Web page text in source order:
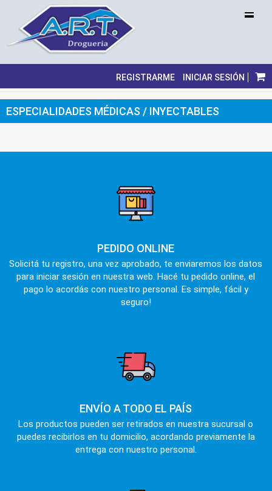
REGISTRARME INICIAR SESIÓN
ESPECIALIDADES MÉDICAS / INYECTABLES
PEDIDO ONLINE
Solicitá tu registro, una vez aprobado, te enviaremos los datos
para iniciar sesión en nuestra web. Hacé tu pedido online, el
pago lo acordás con nuestro personal. Es simple, fácil y
seguro!
ENVÍO A TODO EL PAÍS
Los productos pueden ser retirados en nuestra sucursal o
puedes recibirlos en tu domicilio, acordando previamente la
entrega con nuestro personal.